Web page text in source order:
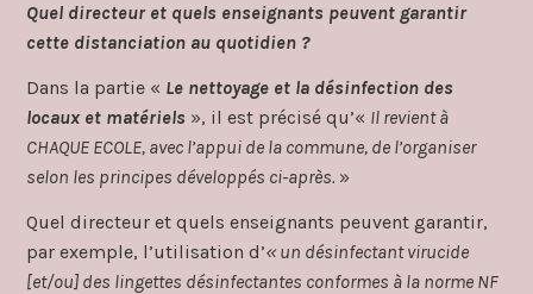
Quel directeur et quels enseignants peuvent garantir
cette distanciation au quotidien ?
Dans la partie « Le nettoyage et la désinfection des
locaux et matériels », il est précisé qu’« Il revient à
CHAQUE ECOLE, avec l’appui de la commune, de l’organiser
selon les principes développés ci-après. »
Quel directeur et quels enseignants peuvent garantir,
par exemple, l’utilisation d’« un désinfectant virucide
[et/ou] des lingettes désinfectantes conformes à la norme NF